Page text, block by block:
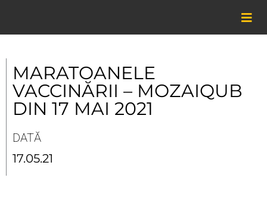
content
MARATOANELE
VACCINĂRII – MOZAIQUB
DIN 17 MAI 2021
DATĂ
17.05.21